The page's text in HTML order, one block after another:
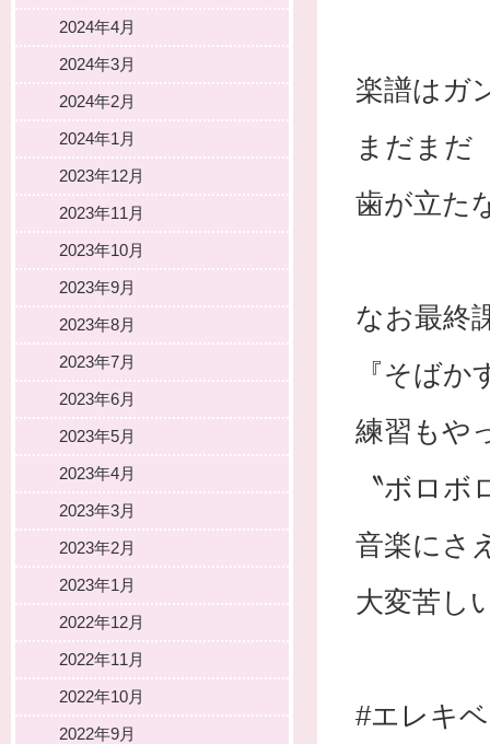
楽譜はガ
まだまだ
歯が立た
なお最終
『そば
練習もや
〝ボロボ
音楽にさ
大変苦し
#エレキ
2024年4月
2024年3月
2024年2月
2024年1月
2023年12月
2023年11月
2023年10月
2023年9月
2023年8月
2023年7月
2023年6月
2023年5月
2023年4月
2023年3月
2023年2月
2023年1月
2022年12月
2022年11月
2022年10月
2022年9月